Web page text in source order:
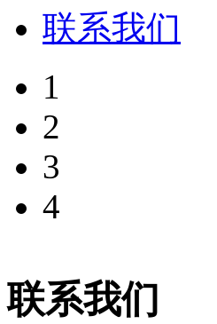
联系我们
1
2
3
4
联系我们